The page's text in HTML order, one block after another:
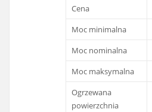
Cena
Moc minimalna
Moc nominalna
Moc maksymalna
Ogrzewana
powierzchnia